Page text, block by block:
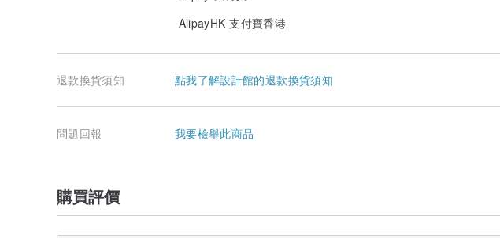
AlipayHK 支付寶香港
退款換貨須知 點我了解設計館的退款換貨須知
問題回報 我要檢舉此商品
購買評價